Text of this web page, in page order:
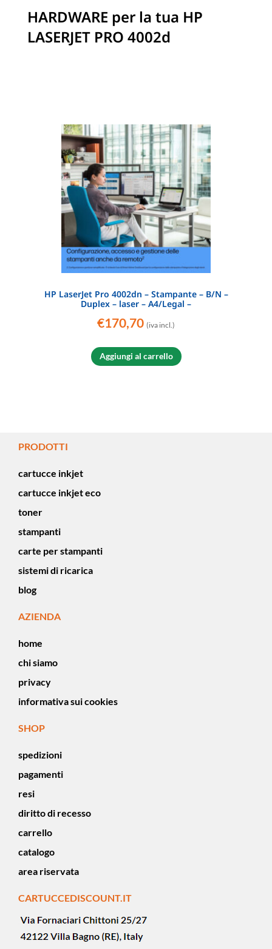
HARDWARE per la tua HP
LASERJET PRO 4002d
HP LaserJet Pro 4002dn – Stampante – B/N –
Duplex – laser – A4/Legal –
€170,70 (iva incl.)
Aggiungi al carrello
PRODOTTI
cartucce inkjet
cartucce inkjet eco
toner
stampanti
carte per stampanti
sistemi di ricarica
blog
AZIENDA
home
chi siamo
privacy
informativa sui cookies
SHOP
spedizioni
pagamenti
resi
diritto di recesso
carrello
catalogo
area riservata
CARTUCCEDISCOUNT.IT